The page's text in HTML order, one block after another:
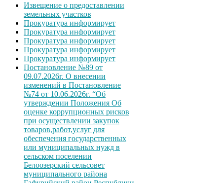
Извещение о предоставлении
земельных участков
Прокуратура информирует
Прокуратура информирует
Прокуратура информирует
Прокуратура информирует
Прокуратура информирует
Постановление №89 от
09.07.2026г. О внесении
изменений в Постановление
№74 от 10.06.2026г. “Об
утверждении Положения Об
оценке коррупционных рисков
при осуществлении закупок
товаров,работ,услуг для
обеспечения государственных
или муниципальных нужд в
сельском поселении
Белоозерский сельсовет
муниципального района